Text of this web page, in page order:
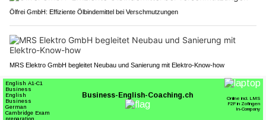
Ölfrei GmbH: Effiziente Ölbindemittel bei Verschmutzungen
MRS Elektro GmbH begleitet Neubau und Sanierung mit Elektro-Know-how
St.Gallen SG: 82-Jähriger prallt bei
Autobahnausfahrt Winkeln in Wegweiser